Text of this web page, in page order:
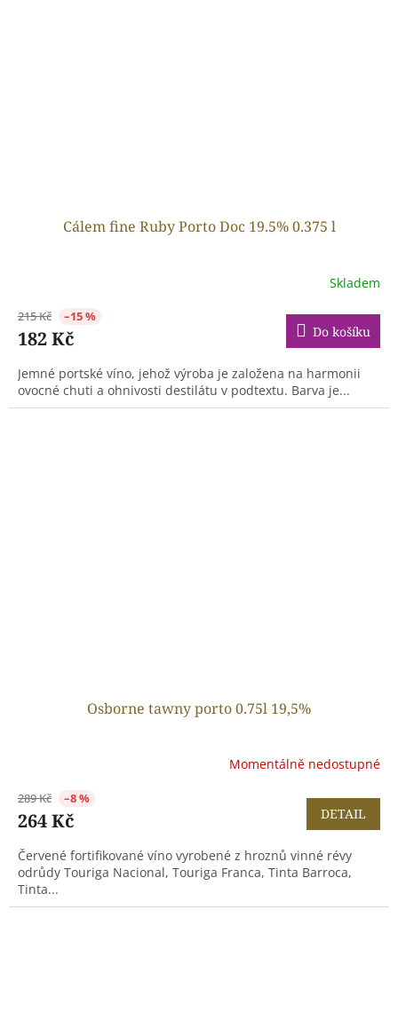
Cálem fine Ruby Porto Doc 19.5% 0.375 l
Skladem
215 Kč –15 %
182 Kč Do košíku
Jemné portské víno, jehož výroba je založena na harmonii
ovocné chuti a ohnivosti destilátu v podtextu. Barva je...
Osborne tawny porto 0.75l 19,5%
Momentálně nedostupné
289 Kč –8 %
264 Kč DETAIL
Červené fortifikované víno vyrobené z hroznů vinné révy
odrůdy Touriga Nacional, Touriga Franca, Tinta Barroca,
Tinta...